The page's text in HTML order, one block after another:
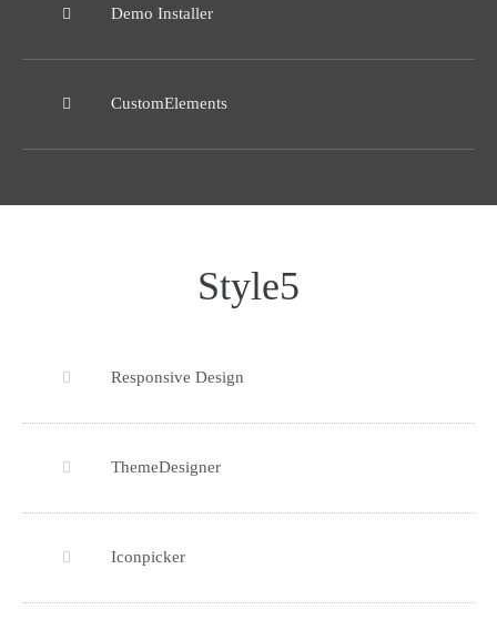
Demo Installer
CustomElements
Style5
Responsive Design
ThemeDesigner
Iconpicker